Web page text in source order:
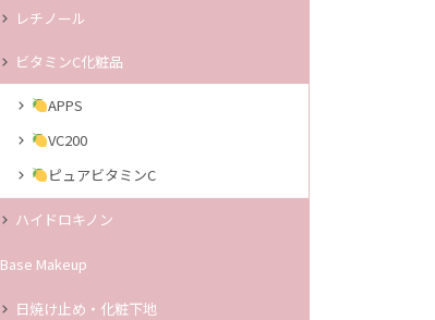
レチノール
ビタミンC化粧品
APPS
VC200
ピュアビタミンC
ハイドロキノン
Base Makeup
日焼け止め・化粧下地